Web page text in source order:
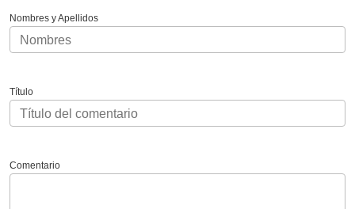
Nombres y Apellidos
Título
Comentario